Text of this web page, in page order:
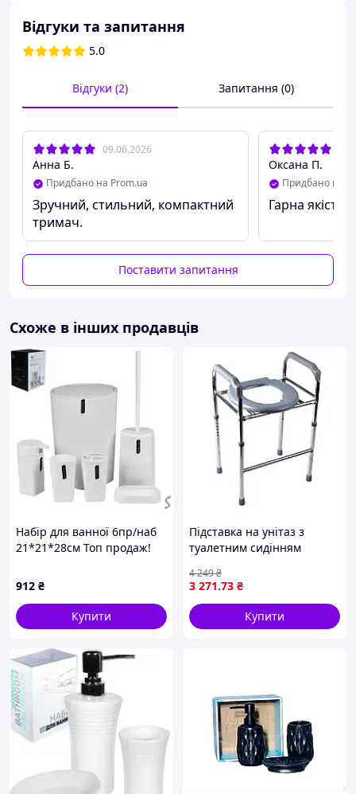
Компактні розміри дозволяють економити простір і
забезпечують зручне використання.
Розмір: 12×12.5×1.6 см
Призначення: туалетний папір
Монтаж: настінний
Особливості: вологостійкість, міцність,
компактність, антикорозійний матеріал
Відгуки та запитання
5.0
Відгуки (2) Запитання (0)
09.06.2026
Анна Б.
Придбано на Prom.ua
Зручний, стильний, компактний
тримач.
Оксана П.
Придбано на
Гарна якість
Поставити запитання
Схоже в інших продавців
Набір для ванної 6пр/наб
21*21*28см Топ продаж!
912 ₴
Купити
Підставка на унітаз з
туалетним сидінням
3 271.73 ₴
4 249₴
Купити